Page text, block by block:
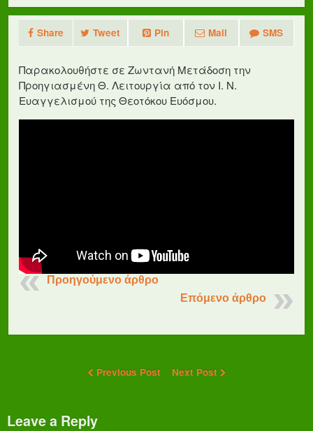
Share Tweet Pin Mail SMS
Παρακολουθήστε σε Ζωντανή Μετάδοση την
Προηγιασμένη Θ. Λειτουργία από τον Ι. Ν.
Ευαγγελισμού της Θεοτόκου Ευόσμου.
Προηγούμενο άρθρο
Επόμενο άρθρο
Previous Post Next Post
Leave a Reply